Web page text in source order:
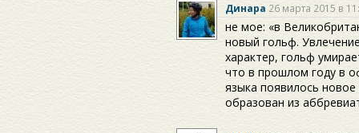
Динара 26 марта 2015 в
не мое: «в
новый гольф.
характер, гольф
что в прошлом году в
языка появилось
образован из